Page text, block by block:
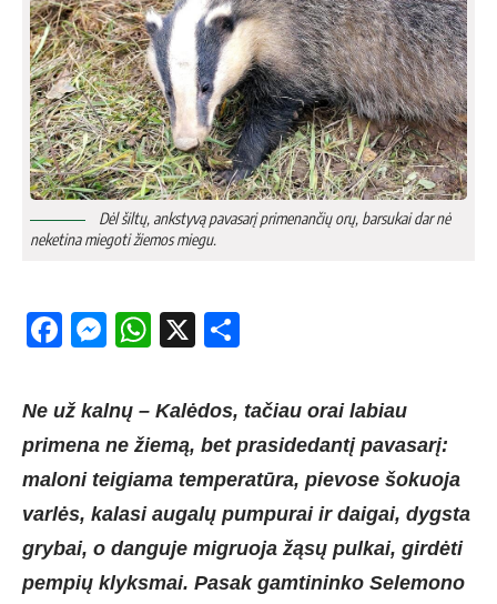
Dėl šiltų, ankstyvą pavasarį primenančių orų, barsukai dar nė
neketina miegoti žiemos miegu.
Facebook
Messenger
WhatsApp
X
Ne už kalnų – Kalėdos, tačiau orai labiau
primena ne žiemą, bet prasidedantį pavasarį:
maloni teigiama temperatūra, pievose šokuoja
varlės, kalasi augalų pumpurai ir daigai, dygsta
grybai, o danguje migruoja žąsų pulkai, girdėti
pempių klyksmai. Pasak gamtininko Selemono